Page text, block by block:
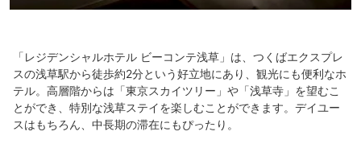
「レジデンシャルホテル ビーコンテ浅草」は、つくばエクスプレ
スの浅草駅から徒歩約2分という好立地にあり、観光にも便利なホ
テル。高層階からは「東京スカイツリー」や「浅草寺」を望むこ
とができ、特別な浅草ステイを楽しむことができます。デイユー
スはもちろん、中長期の滞在にもぴったり。